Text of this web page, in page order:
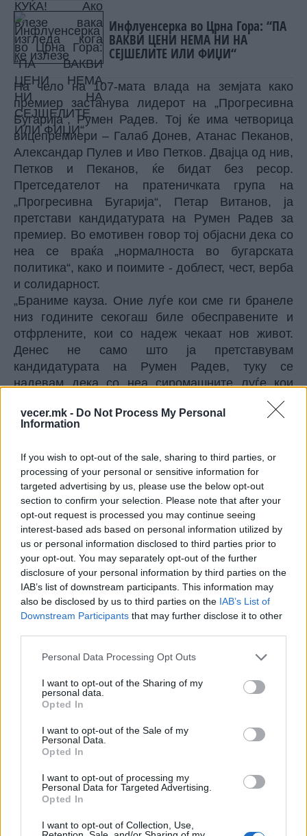
vecer.mk - Do Not Process My Personal
Information
If you wish to opt-out of the sale, sharing to third parties, or
processing of your personal or sensitive information for
targeted advertising by us, please use the below opt-out
section to confirm your selection. Please note that after your
opt-out request is processed you may continue seeing
interest-based ads based on personal information utilized by
us or personal information disclosed to third parties prior to
your opt-out. You may separately opt-out of the further
disclosure of your personal information by third parties on the
IAB’s list of downstream participants. This information may
also be disclosed by us to third parties on the IAB’s List of
Downstream Participants that may further disclose it to other
Personal Data Processing Opt Outs
I want to opt-out of the Sharing of my
personal data.
Opted In
I want to opt-out of the Sale of my
Personal Data.
Opted In
I want to opt-out of processing my
Personal Data for Targeted Advertising.
Opted In
I want to opt-out of Collection, Use,
Инфлуенсерка во Црна Гора: “ПА
ВАКВИ ЦЕНИ НЕМА НИ НА
СЕЈШЕЛИТЕ ИЛИ ФИЏИ“
На чело на 107-мата влада на земјата како
премиер застанува лидерот на „Прогресивна
Бугарија“, Румен Радев. Тој ќе има четворица
вицепремиери – Галаб Донев, Атанас Пеканов,
Александар Пулев и Иво Петков. Двајца од нив,
Петков и Пеканов, ќе бидат без ресор.
Претседателот на пратеничката група на
„Прогресивна Бугарија“, Петар Витанов, ја
претстави кандидатурата на Румен Радев за
премиер. Во емотивен говор тој објасни дека со
неа се враќа „нормалноста во бугарската
политика“, како и поимите - доблест, чест, верба
и солидарност.
„Браниме кауза. Оние луѓе кои сме ги бранеле
низ годините секогаш биле обесправените и
отфрлените, кои со надеж чекаат нов живот.
Денес не само што ја претставувам
кандидатурата на Румен Радев, туку се
надевам дека со неа сиромашните луѓе кои
© Vecer.mk, правата за текстот се на редакцијата
ОРБАН УЖИВА КАКО НИКОЈ. На
одмор меѓу трубачите од Гуча!
Зеленски слета во Белград,
ВУЧИЌ ПРИРЕДУВА ВЕЧЕРА ВО
НЕГОВА ЧЕСТ, ТРИ КЛУЧНИ ТЕМИ
ЗА РАЗГОВОР (ФОТО+ВИДЕО)
СЕ СПРЕМА МЕТЕОРОЛОШКИ
ФОРМИРАН МАКЕДОНСКИОТ
ОСЛОБОДИМЕ- Скандалозна
објава на вицепремиерот на
Црна Гора
БИДЕ ЗА НА ЛЕКАР, а потоа...